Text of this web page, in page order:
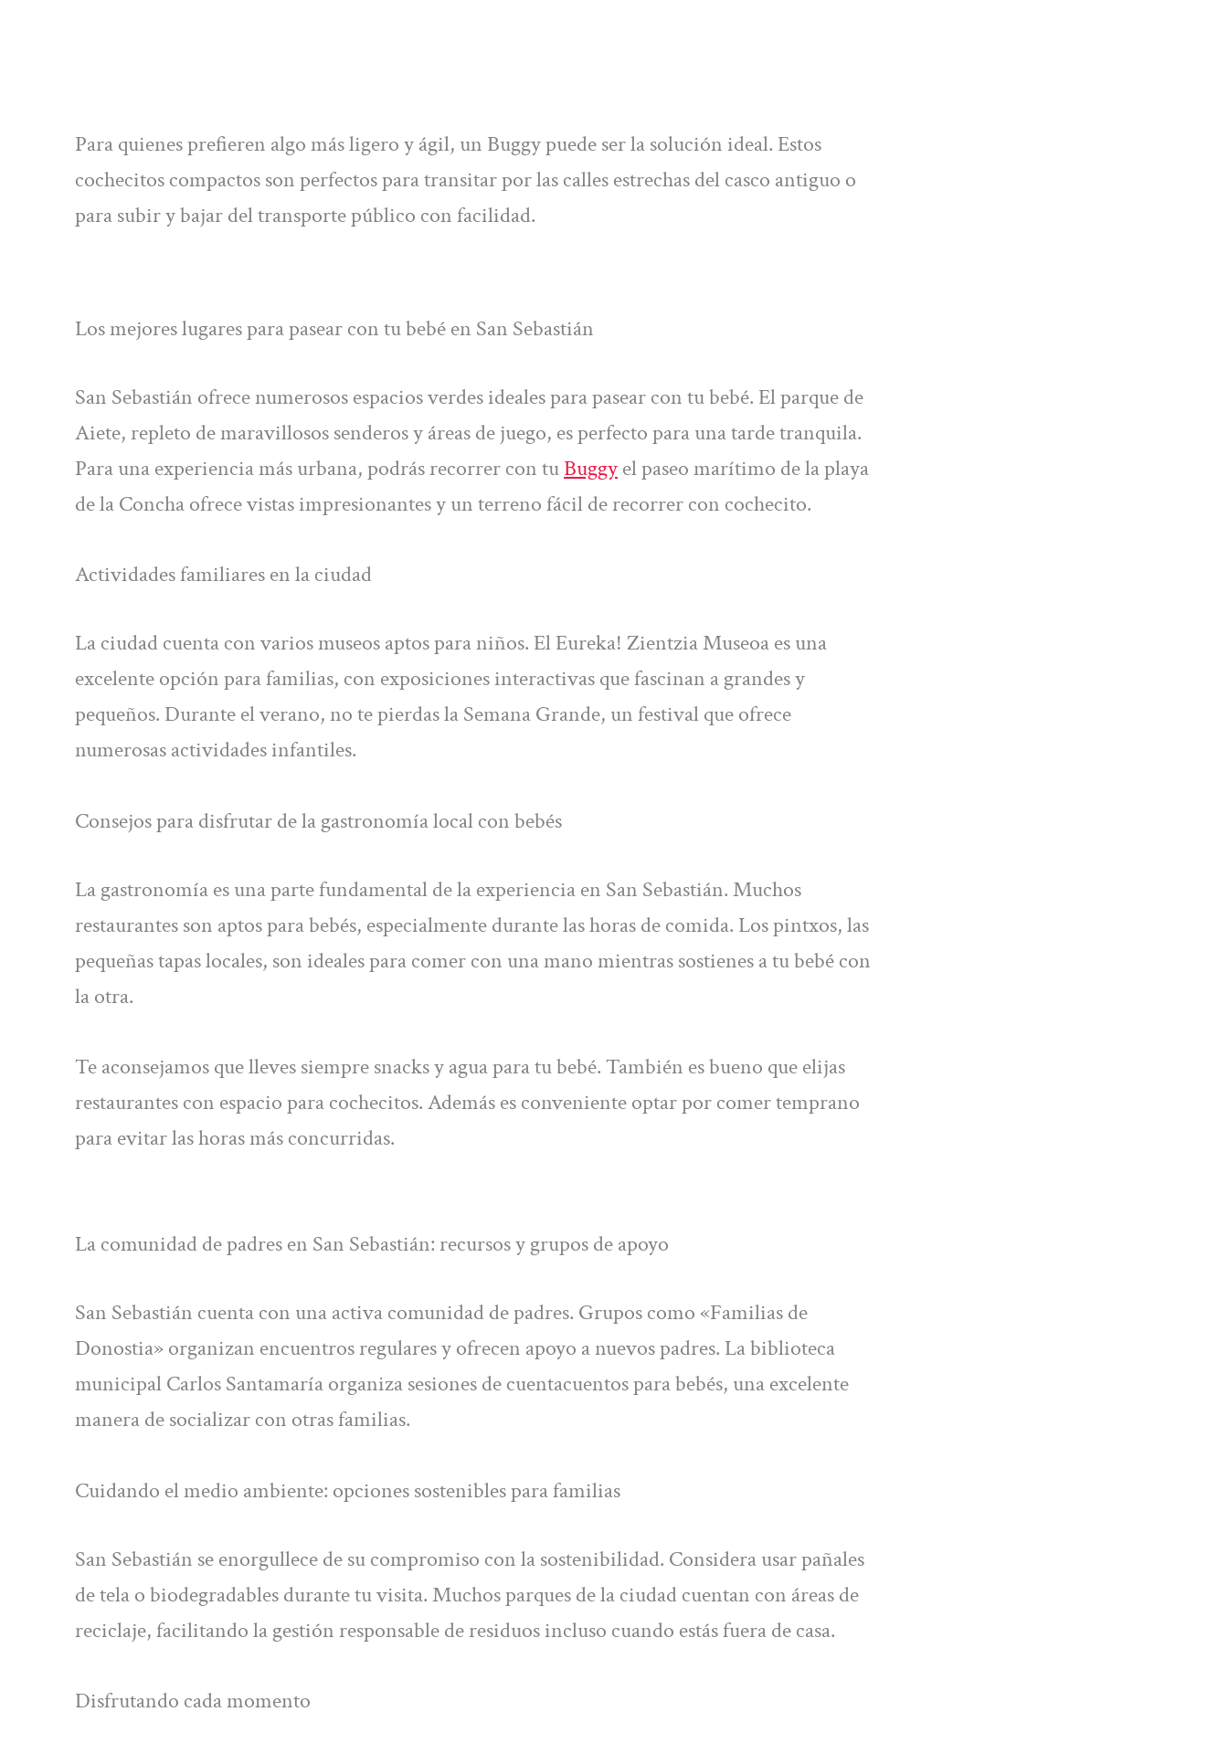
Para quienes prefieren algo más ligero y ágil, un Buggy puede ser la solución ideal. Estos
cochecitos compactos son perfectos para transitar por las calles estrechas del casco antiguo o
para subir y bajar del transporte público con facilidad.
Los mejores lugares para pasear con tu bebé en San Sebastián
San Sebastián ofrece numerosos espacios verdes ideales para pasear con tu bebé. El parque de
Aiete, repleto de maravillosos senderos y áreas de juego, es perfecto para una tarde tranquila.
Para una experiencia más urbana, podrás recorrer con tuBuggyel paseo marítimo de la playa
de la Concha ofrece vistas impresionantes y un terreno fácil de recorrer con cochecito.
Actividades familiares en la ciudad
La ciudad cuenta con varios museos aptos para niños. El Eureka! Zientzia Museoa es una
excelente opción para familias, con exposiciones interactivas que fascinan a grandes y
pequeños. Durante el verano, no te pierdas la Semana Grande, un festival que ofrece
numerosas actividades infantiles.
Consejos para disfrutar de la gastronomía local con bebés
La gastronomía es una parte fundamental de la experiencia en San Sebastián. Muchos
restaurantes son aptos para bebés, especialmente durante las horas de comida. Los pintxos, las
pequeñas tapas locales, son ideales para comer con una mano mientras sostienes a tu bebé con
la otra.
Te aconsejamos que lleves siempre snacks y agua para tu bebé. También es bueno que elijas
restaurantes con espacio para cochecitos. Además es conveniente optar por comer temprano
para evitar las horas más concurridas.
La comunidad de padres en San Sebastián: recursos y grupos de apoyo
San Sebastián cuenta con una activa comunidad de padres. Grupos como «Familias de
Donostia» organizan encuentros regulares y ofrecen apoyo a nuevos padres. La biblioteca
municipal Carlos Santamaría organiza sesiones de cuentacuentos para bebés, una excelente
manera de socializar con otras familias.
Cuidando el medio ambiente: opciones sostenibles para familias
San Sebastián se enorgullece de su compromiso con la sostenibilidad. Considera usar pañales
de tela o biodegradables durante tu visita. Muchos parques de la ciudad cuentan con áreas de
reciclaje, facilitando la gestión responsable de residuos incluso cuando estás fuera de casa.
Disfrutando cada momento